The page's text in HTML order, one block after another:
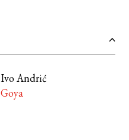
Ivo Andrić
Goya